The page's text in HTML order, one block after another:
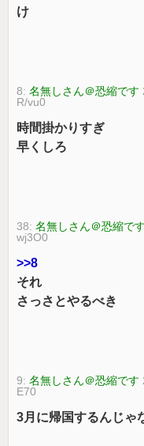
け
8:名無しさん＠恐縮です
R/vu0
時間掛かりすぎ
早くしろ
38:名無しさん＠恐縮です
wj3O0
>>8
それ
さっさとやるべき
9:名無しさん＠恐縮です
E70
3月に帰国するんじゃ